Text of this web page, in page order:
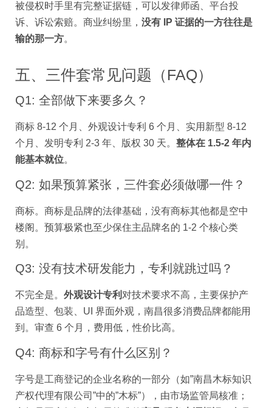
被侵权时手里有完整证据链，可以发律师函、平台投
诉、诉讼索赔。商业纠纷里， 没有 IP 证据的一方往往是
输的那一方。
五、三件套常见问题（FAQ）
Q1: 全部做下来要多久？
商标 8-12 个月、外观设计专利 6 个月、实用新型 8-12
个月、发明专利 2-3 年、版权 30 天。 整体在 1.5-2 年内
能基本就位。
Q2: 如果预算紧张，三件套必须做哪一件？
商标。商标是品牌的法律基础，没有商标其他都是空中
楼阁。预算极紧也至少保住主品牌名的 1-2 个核心类
别。
Q3: 没有技术研发能力，专利就跳过吗？
不完全是。 外观设计专利 对技术要求不高，主要保护产
品造型、包装、UI 界面外观，南昌很多消费品牌都能用
到。审查 6 个月，费用低，性价比高。
Q4: 商标和字号有什么区别？
字号是工商登记的企业名称的一部分（如”南昌木标知识
产权代理有限公司”中的”木标”），由市场监管局核准；